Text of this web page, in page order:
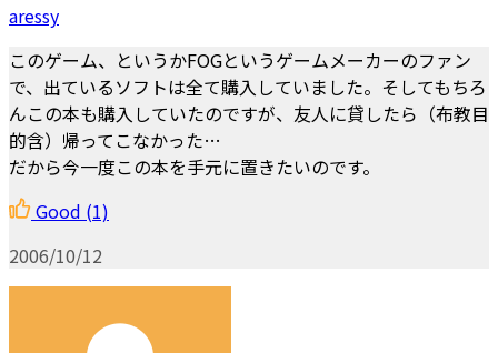
aressy
このゲーム、というかFOGというゲームメーカーのファン
で、出ているソフトは全て購入していました。そしてもちろ
んこの本も購入していたのですが、友人に貸したら（布教目
的含）帰ってこなかった…
だから今一度この本を手元に置きたいのです。
Good (1)
2006/10/12